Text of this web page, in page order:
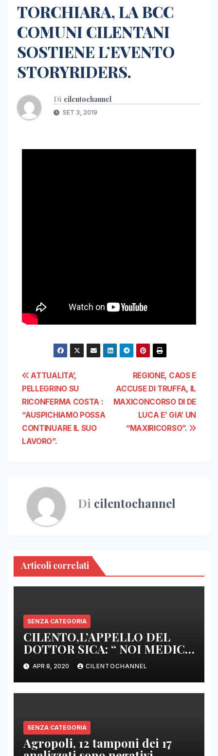
TORCHIARA, LA BCC
COMUNI CILENTANI
SOSTIENE L’EVENTO
STORYRIDERS.
Di cilentochannel
SET 3, 2019
Navigazione
articoli
REGIONE, CAOS E
ACCUSE DI TRUFFA, IL
MAXICONCORSO DI DE
LUCA E’ GIA’ UN
“MAXIRICORSO”.
ATTUALITA’,
PELLEGRINO SU
RICONFERMA COSTA :
“AUSPICHIAMO POSSA
CONTINUARE IL SUO
LAVORO”.
Di cilentochannel
Articoli correlati
SENZA CATEGORIA
CILENTO,L’APPELLO DEL
DOTTOR SICA: “ NOI MEDICI
DI BASE SIAMO SENZA ARMI
E SENZA PRESIDI”
APR 8, 2020 CILENTOCHANNEL
SENZA CATEGORIA
Agropoli, 12 tamponi dei 17